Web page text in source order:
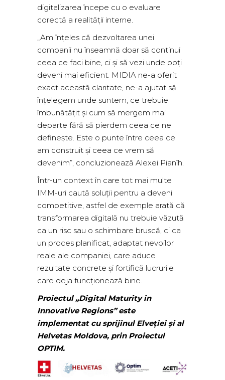
digitalizarea începe cu o evaluare
corectă a realității interne.
„Am înțeles că dezvoltarea unei
companii nu înseamnă doar să continui
ceea ce faci bine, ci și să vezi unde poți
deveni mai eficient. MIDIA ne-a oferit
exact această claritate, ne-a ajutat să
înțelegem unde suntem, ce trebuie
îmbunătățit și cum să mergem mai
departe fără să pierdem ceea ce ne
definește. Este o punte între ceea ce
am construit și ceea ce vrem să
devenim”, concluzionează Alexei Pianîh.
Într-un context în care tot mai multe
IMM-uri caută soluții pentru a deveni
competitive, astfel de exemple arată că
transformarea digitală nu trebuie văzută
ca un risc sau o schimbare bruscă, ci ca
un proces planificat, adaptat nevoilor
reale ale companiei, care aduce
rezultate concrete și fortifică lucrurile
care deja funcționează bine.
Proiectul „Digital Maturity in
Innovative Regions” este
implementat cu sprijinul Elveției și al
Helvetas Moldova, prin Proiectul
OPTIM.